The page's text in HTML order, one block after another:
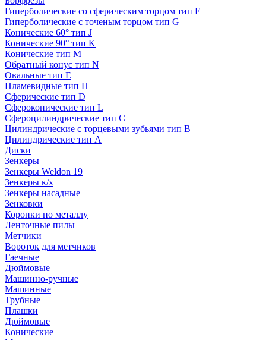
Гиперболические cо сферическим торцом тип F
Гиперболические с точеным торцом тип G
Конические 60° тип J
Конические 90° тип K
Конические тип M
Обратный конус тип N
Овальные тип E
Пламевидные тип H
Сферические тип D
Сфероконические тип L
Сфероцилиндрические тип C
Цилиндрические с торцевыми зубьями тип B
Цилиндрические тип А
Диски
Зенкеры
Зенкеры Weldon 19
Зенкеры к/х
Зенкеры насадные
Зенковки
Коронки по металлу
Ленточные пилы
Метчики
Вороток для метчиков
Гаечные
Дюймовые
Машинно-ручные
Машинные
Трубные
Плашки
Дюймовые
Конические